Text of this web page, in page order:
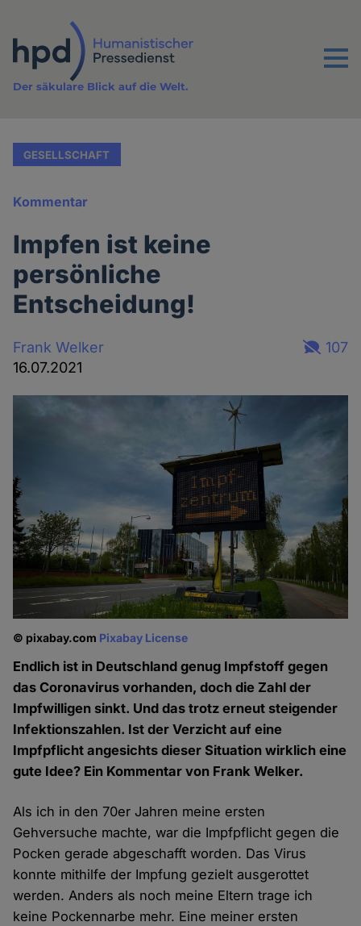
Inhalt
Menu
Der säkulare Blick auf die Welt.
GESELLSCHAFT
Kommentar
Impfen ist keine
persönliche
Entscheidung!
Frank Welker
16.07.2021
107
© pixabay.com Pixabay License
Endlich ist in Deutschland genug Impfstoff gegen
das Coronavirus vorhanden, doch die Zahl der
Impfwilligen sinkt. Und das trotz erneut steigender
Infektionszahlen. Ist der Verzicht auf eine
Impfpflicht angesichts dieser Situation wirklich eine
gute Idee? Ein Kommentar von Frank Welker.
Als ich in den 70er Jahren meine ersten
Gehversuche machte, war die Impfpflicht gegen die
Pocken gerade abgeschafft worden. Das Virus
konnte mithilfe der Impfung gezielt ausgerottet
werden. Anders als noch meine Eltern trage ich
keine Pockennarbe mehr. Eine meiner ersten